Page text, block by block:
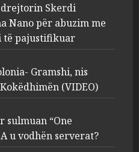
Gramshi, nis
penal për Koço
(VIDEO)
27, 2025
Persona të maskuar
“One Albania”,
u fsheh. A u vodhën
25, 2025
drejtorin Skerdi
Nano për abuzim me
të pajustifikuar
Gramshi, nis
(VIDEO)
sulmuan “One
u vodhën serverat?